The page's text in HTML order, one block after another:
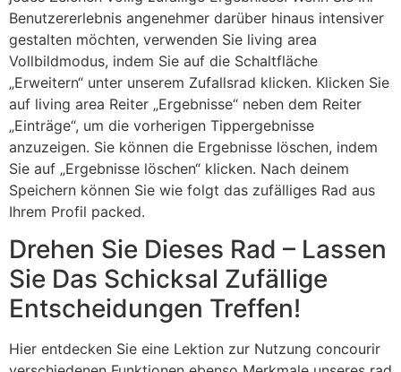
Benutzererlebnis angenehmer darüber hinaus intensiver
gestalten möchten, verwenden Sie living area
Vollbildmodus, indem Sie auf die Schaltfläche
„Erweitern“ unter unserem Zufallsrad klicken. Klicken Sie
auf living area Reiter „Ergebnisse“ neben dem Reiter
„Einträge“, um die vorherigen Tippergebnisse
anzuzeigen. Sie können die Ergebnisse löschen, indem
Sie auf „Ergebnisse löschen“ klicken. Nach deinem
Speichern können Sie wie folgt das zufälliges Rad aus
Ihrem Profil packed.
Drehen Sie Dieses Rad – Lassen
Sie Das Schicksal Zufällige
Entscheidungen Treffen!
Hier entdecken Sie eine Lektion zur Nutzung concourir